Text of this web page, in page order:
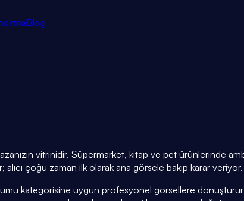
Blog
vitrinidir. Süpermarket, kitap ve pet ürünlerinde
çoğu zaman ilk olarak ana görsele bakıp karar veriyor.
kategorisine uygun profesyonel görsellere